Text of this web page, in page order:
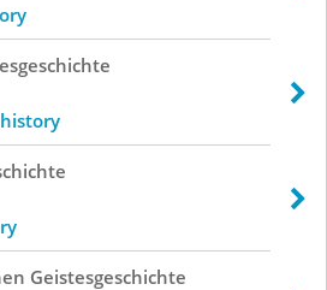
Geistesgeschichte